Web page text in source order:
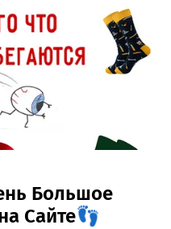
Большое
Сайте👣